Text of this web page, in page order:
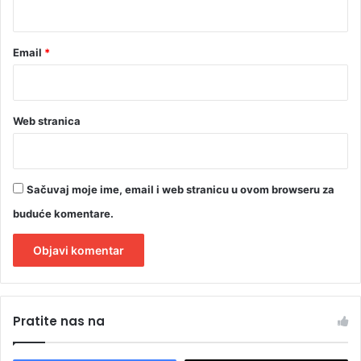
Email *
Web stranica
Sačuvaj moje ime, email i web stranicu u ovom browseru za
buduće komentare.
tPratite nas na